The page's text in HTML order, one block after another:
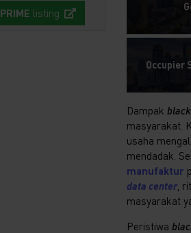
PRIME listing
Occupier
Dampak
masyarakat.
usaha
mendadak.
manufaktur
data center,
masyarakat
Peristiwa